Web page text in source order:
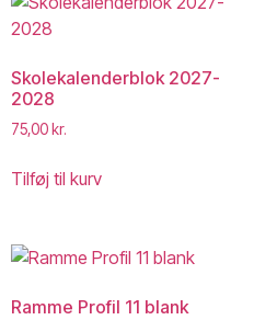
Skolekalenderblok 2027-
2028
75,00 kr.
Tilføj til kurv
Ramme Profil 11 blank